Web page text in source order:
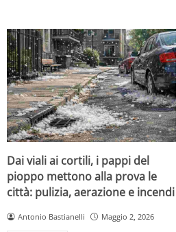
Dai viali ai cortili, i pappi del
pioppo mettono alla prova le
città: pulizia, aerazione e incendi
Antonio Bastianelli Maggio 2, 2026